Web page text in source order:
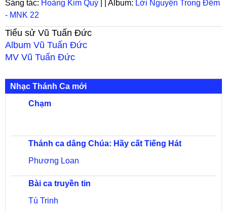
Sáng tác: Hoàng Kim Quý | | Album: Lời Nguyện Trong Đêm
- MNK 22
Tiểu sử Vũ Tuấn Đức
Album Vũ Tuấn Đức
MV Vũ Tuấn Đức
Nhạc Thánh Ca mới
Chạm
Thánh ca dâng Chúa: Hãy cất Tiếng Hát
Phương Loan
Bài ca truyền tin
Tú Trinh